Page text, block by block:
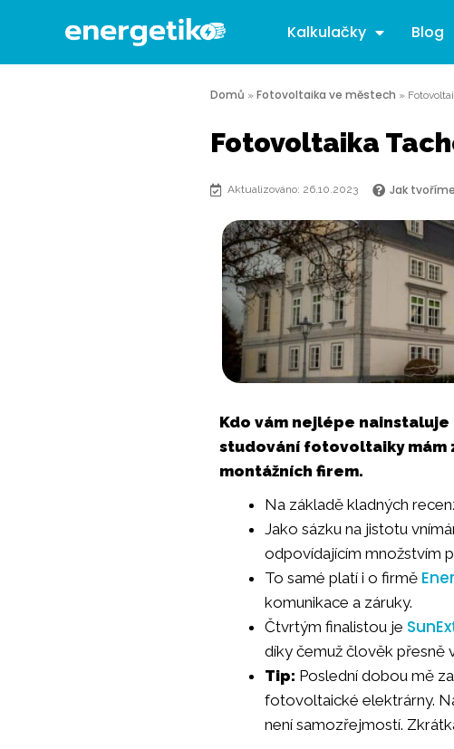
Kalkulačky Blog
Domů » Fotovoltaika ve městech »
Fotovoltaika
Aktualizováno: 26.10.2023 Jak
Kdo vám nejlépe
studování fotovoltaiky mám
montážních firem.
Na základě kladných
Jako sázku na jistotu
odpovídajícím množstvím
To samé platí i o firmě
komunikace a záruky.
Čtvrtým finalistou je
díky čemuž člověk přesně
Tip: Poslední dobou mě
fotovoltaické elektrárny.
není samozřejmostí.